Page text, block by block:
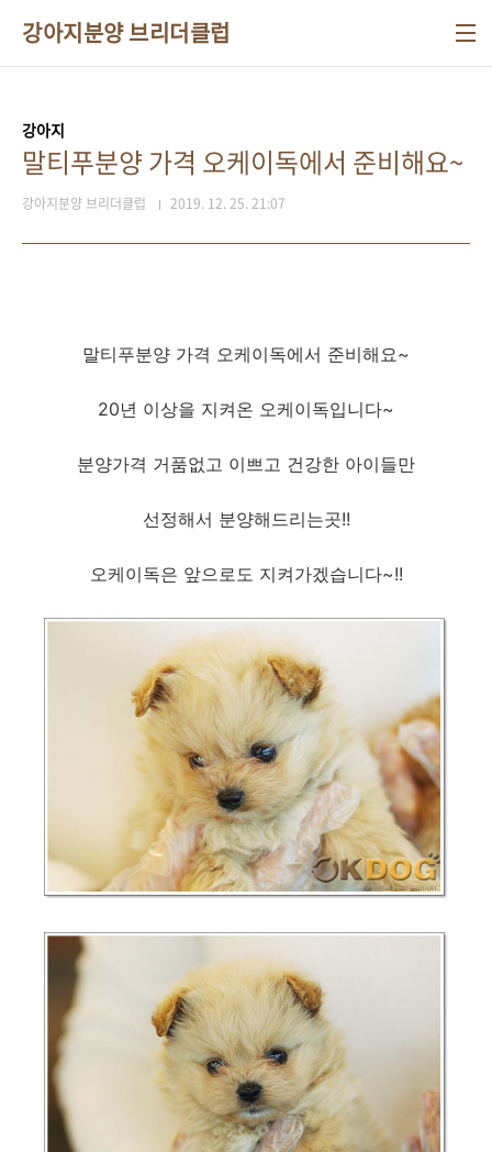
강아지분양 브리더클럽
강아지
말티푸분양 가격 오케이독에서 준비해요~
강아지분양 브리더클럽 2019. 12. 25. 21:07
말티푸분양 가격 오케이독에서 준비해요~
20년 이상을 지켜온 오케이독입니다~
분양가격 거품없고 이쁘고 건강한 아이들만
선정해서 분양해드리는곳!!
오케이독은 앞으로도 지켜가겠습니다~!!